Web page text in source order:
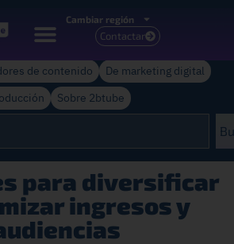
Cambiar región
Contactar
de contenido
De marketing digital
Sobre 2btube
para diversificar
ingresos y